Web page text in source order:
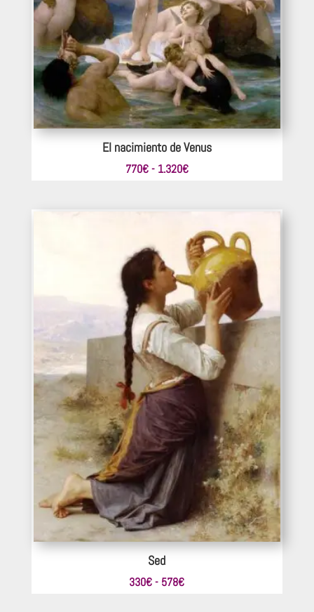
El nacimiento de Venus
770€- 1.320€Rango
770€
hasta
1.320€
Sed
330€ - 578€Rango